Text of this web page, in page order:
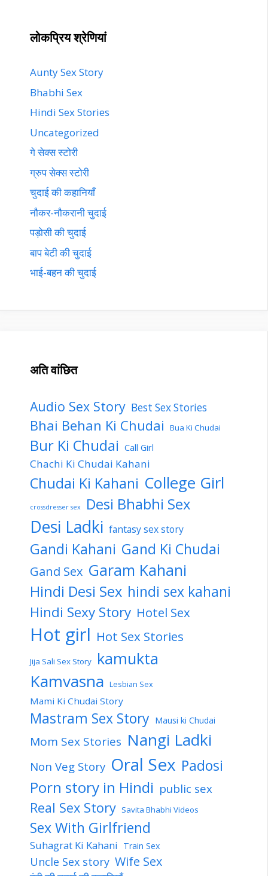
लोकप्रिय श्रेणियां
Aunty Sex Story
Bhabhi Sex
Hindi Sex Stories
Uncategorized
गे सेक्स स्टोरी
ग्रुप सेक्स स्टोरी
चुदाई की कहानियाँ
नौकर-नौकरानी चुदाई
पड़ोसी की चुदाई
बाप बेटी की चुदाई
भाई-बहन की चुदाई
अति वांछित
Audio Sex Story Best Sex Stories
Bhai Behan Ki Chudai Bua Ki Chudai
Bur Ki Chudai Call Girl
Chachi Ki Chudai Kahani
Chudai Ki Kahani College Girl
crossdresser sex Desi Bhabhi Sex
Desi Ladki fantasy sex story
Gandi Kahani Gand Ki Chudai
Gand Sex Garam Kahani
Hindi Desi Sex hindi sex kahani
Hindi Sexy Story Hotel Sex
Hot girl Hot Sex Stories
Jija Sali Sex Story kamukta
Kamvasna Lesbian Sex
Mami Ki Chudai Story
Mastram Sex Story Mausi ki Chudai
Mom Sex Stories Nangi Ladki
Non Veg Story Oral Sex Padosi
Porn story in Hindi public sex
Real Sex Story Savita Bhabhi Videos
Sex With Girlfriend
Suhagrat Ki Kahani Train Sex
Uncle Sex story Wife Sex